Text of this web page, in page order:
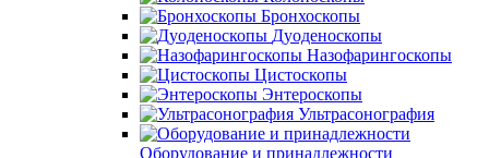
Бронхоскопы
Дуоденоскопы
Назофарингоскопы
Цистоскопы
Энтероскопы
Ультрасонография
Оборудование и принадлежности